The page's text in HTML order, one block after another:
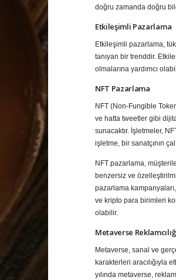
doğru zamanda doğru
Etkileşimli Pazarlama
Etkileşimli pazarlama,
tanıyan bir trenddir.
olmalarına yardımcı
NFT Pazarlama
NFT (Non-Fungible
ve hatta tweetler gibi
sunacaktır. İşletmeler,
işletme, bir sanatçının
NFT pazarlama,
benzersiz ve
pazarlama
ve kripto para birimleri
olabilir.
Metaverse
Metaverse, sanal ve
karakterleri aracılığıyla
yılında metaverse,